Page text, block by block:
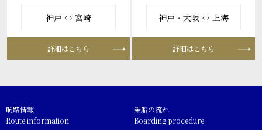
神戸 ↔ 宮崎
詳細はこちら
神戸・大阪 ↔ 上海
詳細はこちら
航路情報
Route information
乗船の流れ
Boarding procedure